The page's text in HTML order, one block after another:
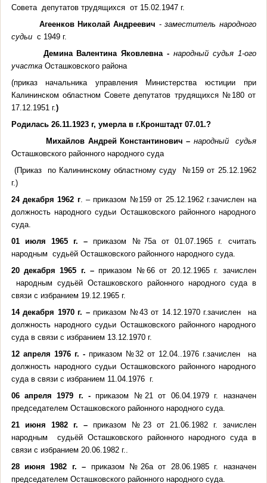
Совета депутатов трудящихся от 15.02.1947 г.
Агеенков Николай Андреевич -заместитель народного
судьис 1949 г.
Демина Валентина Яковлевна - народный судья 1-ого
участкаОсташковского района
(приказ начальника управления Министерства юстиции при
Калининском областном Совете депутатов трудящихся №180 от
17.12.1951 г.)
Родилась 26.11.1923 г, умерла в г.Кронштадт 07.01.?
Михайлов Андрей Константинович – народный судья
Осташковского районного народного суда
(Приказ по Калининскому областному суду №159 от 25.12.1962
г.)
24 декабря 1962 г. – приказом №159 от 25.12.1962 г.зачислен на
должность народного судьи Осташковского районного народного
суда.
01 июля 1965 г. –приказом №75а от 01.07.1965 г.
считать
народным судьёй Осташковского районного народного суда.
20 декабря 1965 г. –приказом №66 от 20.12.1965 г. зачислен
народным судьёй Осташковского районного народного суда в
связи с избранием 19.12.1965 г.
14 декабря 1970 г. –приказом №43 от 14.12.1970 г.зачислен на
должность народного судьи Осташковского районного народного
суда в связи с избранием 13.12.1970 г.
12 апреля 1976 г. -приказом №32 от 12.04..1976 г.зачислен на
должность народного судьи Осташковского районного народного
суда в связи с избранием 11.04.1976 г.
06 апреля 1979 г. -приказом №21 от 06.04.1979 г. назначен
председателем Осташковского районного народного суда.
21 июня 1982 г. – приказом №23 от 21.06.1982 г.
зачислен
народным судьёй Осташковского районного народного суда в
связи с избранием 20.06.1982 г..
28 июня 1982 г. – приказом №26а от 28.06.1985 г.
назначен
председателем Осташковского районного народного суда.